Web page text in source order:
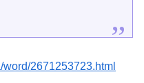
2671253723.html